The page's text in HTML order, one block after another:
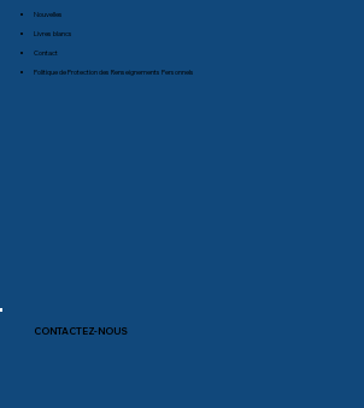
Nouvelles
Livres blancs
Contact
Politique de Protection des Renseignements Personnels
CONTACTEZ-NOUS